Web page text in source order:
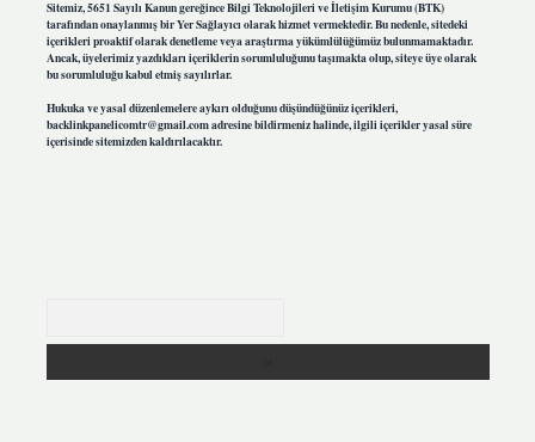
Sitemiz, 5651 Sayılı Kanun gereğince Bilgi Teknolojileri ve İletişim Kurumu (BTK)
tarafından onaylanmış bir Yer Sağlayıcı olarak hizmet vermektedir. Bu nedenle, sitedeki
içerikleri proaktif olarak denetleme veya araştırma yükümlülüğümüz bulunmamaktadır.
Ancak, üyelerimiz yazdıkları içeriklerin sorumluluğunu taşımakta olup, siteye üye olarak
bu sorumluluğu kabul etmiş sayılırlar.
Hukuka ve yasal düzenlemelere aykırı olduğunu düşündüğünüz içerikleri,
backlinkpanelicomtr@gmail.comadresine bildirmeniz halinde, ilgili içerikler yasal süre
içerisinde sitemizden kaldırılacaktır.